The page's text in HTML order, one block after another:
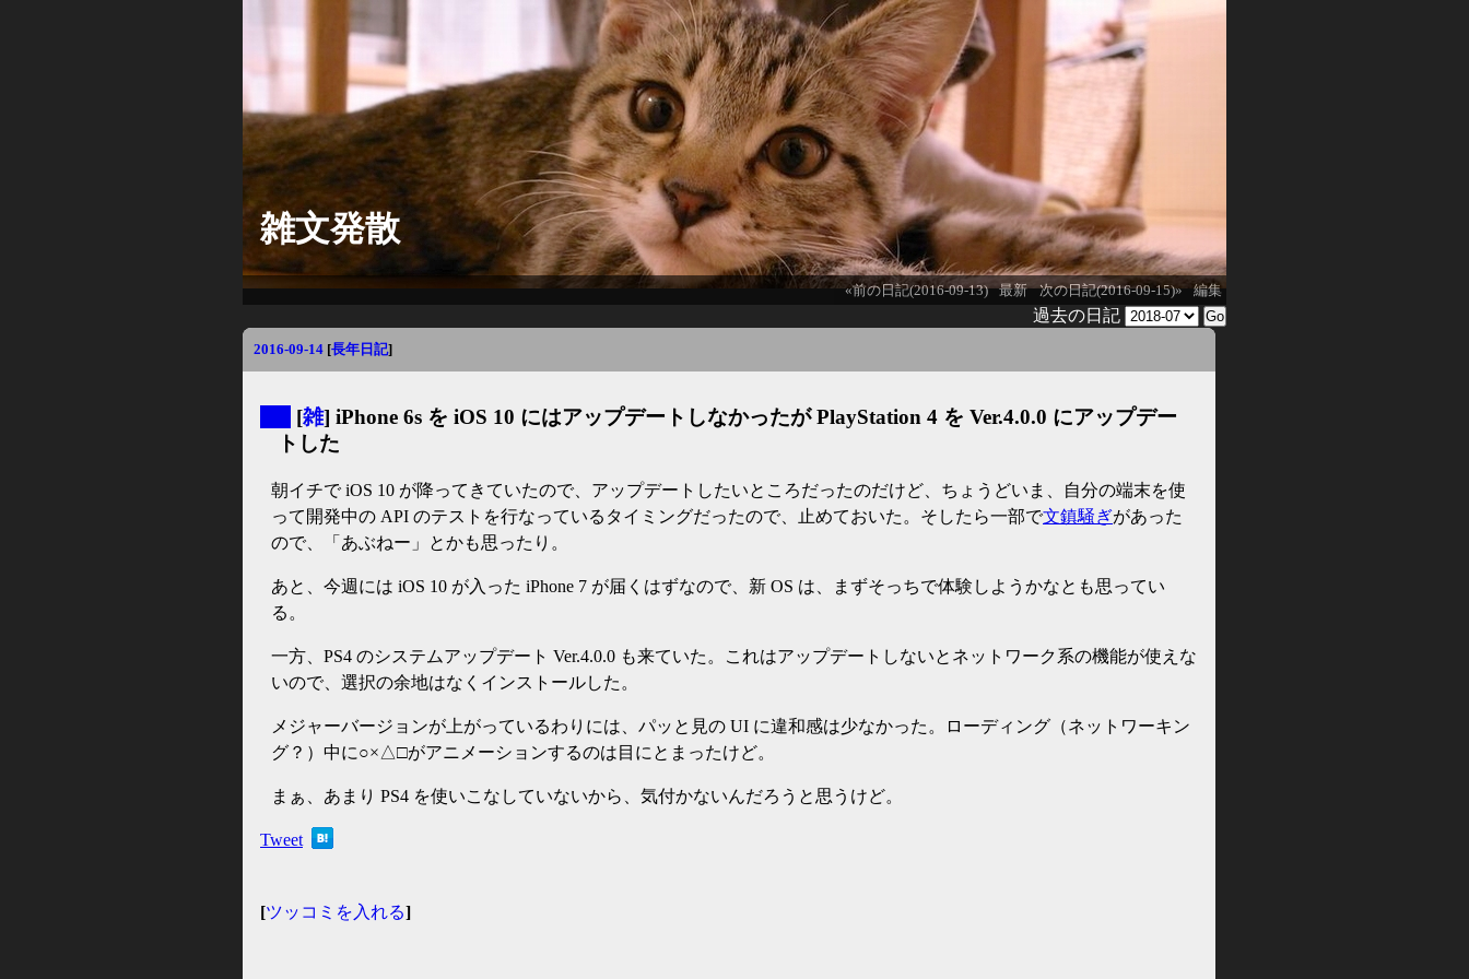
雑文発散
«前の日記(2016-09-13) 最新 次の日記(2016-09-15)» 編集
過去の日記
2016-09-14 [長年日記]
[雑] iPhone 6s を iOS 10 にはアップデートしなかったが PlayStation 4 を Ver.4.0.0 にアップデー
トした
朝イチで iOS 10 が降ってきていたので、アップデートしたいところだったのだけど、ちょうどいま、自分の端末を使
って開発中の API のテストを行なっているタイミングだったので、止めておいた。そしたら一部で文鎮騒ぎがあった
ので、「あぶねー」とかも思ったり。
あと、今週には iOS 10 が入った iPhone 7 が届くはずなので、新 OS は、まずそっちで体験しようかなとも思ってい
る。
一方、PS4 のシステムアップデート Ver.4.0.0 も来ていた。これはアップデートしないとネットワーク系の機能が使えな
いので、選択の余地はなくインストールした。
メジャーバージョンが上がっているわりには、パッと見の UI に違和感は少なかった。ローディング（ネットワーキン
グ？）中に○×△□がアニメーションするのは目にとまったけど。
まぁ、あまり PS4 を使いこなしていないから、気付かないんだろうと思うけど。
Tweet
[ツッコミを入れる]